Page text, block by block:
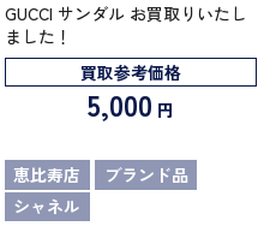
GUCCI サンダル お買取りいたし
ました！
買取参考価格
5,000 円
恵比寿店
ブランド品
シャネル